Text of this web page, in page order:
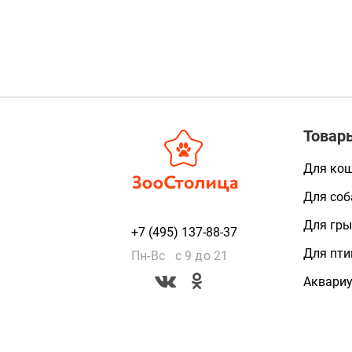
+7 (495) 137-88-37
Пн-Вс с 9 до 21
Для
Для
Для
Для